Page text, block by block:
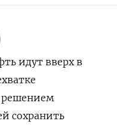
идут вверх в
сохранить